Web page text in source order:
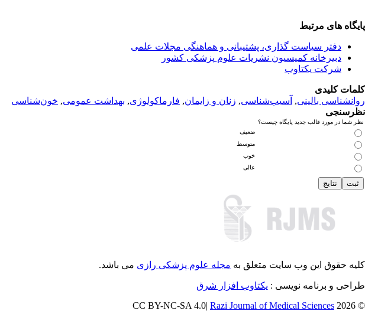
پایگاه های مرتبط
دفتر سیاست گذاری، پشتیبانی و هماهنگی مجلات علمی
دبیرخانه کمیسیون نشریات علوم پزشکی کشور
شرکت یکتاوب
کلمات کلیدی
روانشناسی بالینی, آسیب‌شناسی, زنان و زایمان, فارماکولوژی, بهداشت عمومی, خون‌شناسی
نظرسنجی
نظر شما در مورد قالب جدید پایگاه چیست؟
ضعیف
متوسط
خوب
عالی
کلیه حقوق این وب سایت متعلق به مجله علوم پزشکی رازی می باشد.
طراحی و برنامه نویسی : یکتاوب افزار شرق
© 2026 CC BY-NC-SA 4.0|
Razi Journal of Medical Sciences